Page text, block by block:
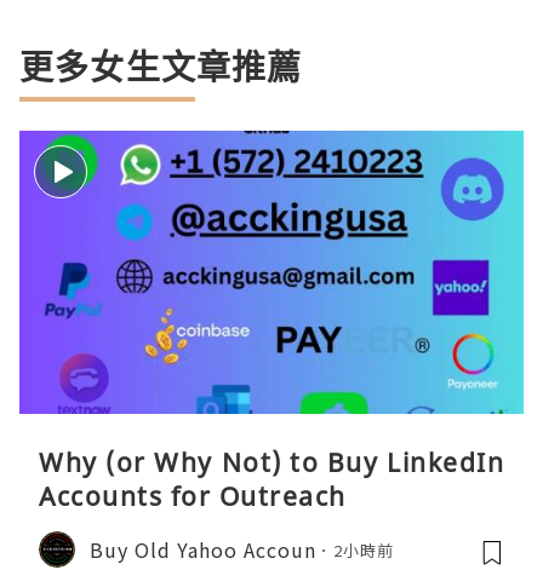
更多女生文章推薦
Why (or Why Not) to Buy LinkedIn
Accounts for Outreach
Buy Old Yahoo Accoun 2小時前